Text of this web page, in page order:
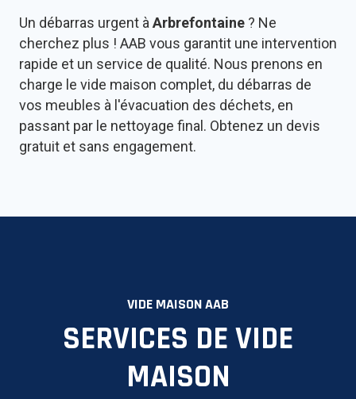
Un débarras urgent àArbrefontaine ? Ne
cherchez plus ! AAB vous garantit une intervention
rapide et un service de qualité. Nous prenons en
charge le vide maison complet, du débarras de
vos meubles à l'évacuation des déchets, en
passant par le nettoyage final. Obtenez un devis
gratuit et sans engagement.
VIDE MAISON AAB
SERVICES DE VIDE
MAISON